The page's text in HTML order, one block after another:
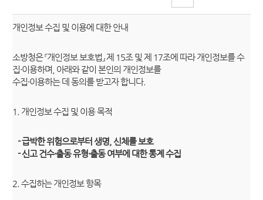
개인정보 수집 및 이용에 대한 안내
소방청은 『개인정보 보호법』 제 15조 및 제 17조에 따라 개인정보를 수
집·이용하며, 아래와 같이 본인의 개인정보를
수집·이용하는 데 동의를 받고자 합니다.
1. 개인정보 수집 및 이용 목적
- 급박한 위험으로부터 생명, 신체를 보호
- 신고 건수·출동 유형·출동 여부에 대한 통계 수집
2. 수집하는 개인정보 항목